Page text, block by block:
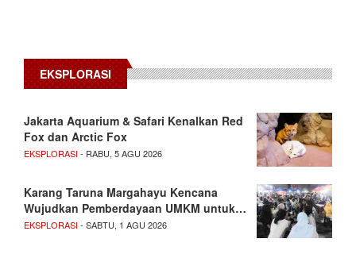
EKSPLORASI
Jakarta Aquarium & Safari Kenalkan Red
Fox dan Arctic Fox
EKSPLORASI- RABU, 5 AGU 2026
Karang Taruna Margahayu Kencana
Wujudkan Pemberdayaan UMKM untuk…
EKSPLORASI- SABTU, 1 AGU 2026